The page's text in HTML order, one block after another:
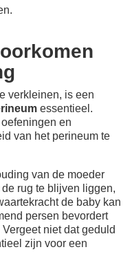
verkleinen, is een
essentieel.
en
van het perineum te
van de moeder
rug te blijven liggen,
de baby kan
persen bevordert
niet dat geduld
zijn voor een